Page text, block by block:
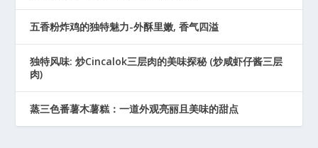
五香粉炸鸡的独特魅力-外酥里嫩, 香气四溢
独特风味: 炒Cincalok三层肉的美味探秘 (炒咸虾仔酱三层
肉)
蒸三色番薯木薯糕：一道外观亮丽且美味的甜点